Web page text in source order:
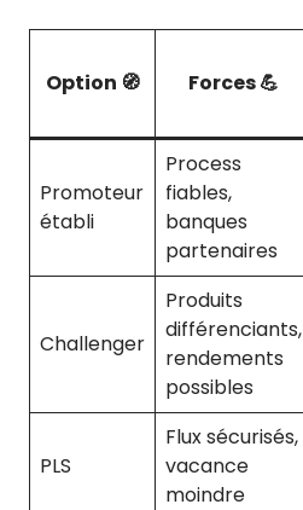
Option 🧭 Forces 💪
Promoteur
établi
Process
fiables,
banques
partenaires
Challenger
Produits
différenciants,
rendements
possibles
PLS
Flux sécurisés,
vacance
moindre